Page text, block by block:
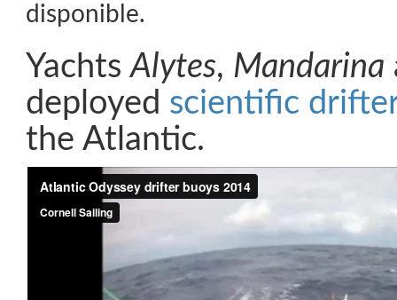
disponible.
YachtsAlytes, Mandarina
deployed scientific
the Atlantic.